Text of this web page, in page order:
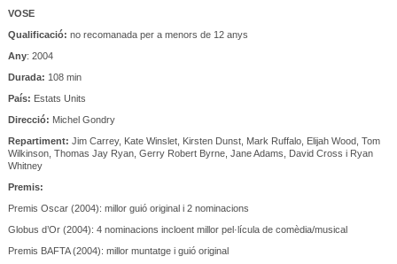
VOSE
Qualificació: no recomanada per a menors de 12 anys
Any: 2004
Durada: 108 min
País: Estats Units
Direcció: Michel Gondry
Repartiment: Jim Carrey, Kate Winslet, Kirsten Dunst, Mark Ruffalo, Elijah Wood, Tom
Wilkinson, Thomas Jay Ryan, Gerry Robert Byrne, Jane Adams, David Cross i Ryan
Whitney
Premis:
Premis Oscar (2004): millor guió original i 2 nominacions
Globus d’Or (2004): 4 nominacions incloent millor pel·lícula de comèdia/musical
Premis BAFTA (2004): millor muntatge i guió original